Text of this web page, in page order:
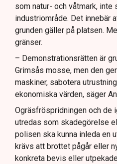
som natur- och våtmark, inte
industriområde. Det innebär
grunden gäller på platsen.
gränser.
– Demonstrationsrätten är
Grimsås mosse, men den
maskiner, sabotera
ekonomiska värden, säger
Ogräsfröspridningen och de
utredas som skadegörelse
polisen ska kunna inleda en
krävs att brottet pågår eller
konkreta bevis eller